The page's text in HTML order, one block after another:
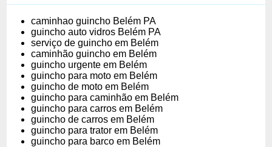
caminhao guincho Belém PA
guincho auto vidros Belém PA
serviço de guincho em Belém
caminhão guincho em Belém
guincho urgente em Belém
guincho para moto em Belém
guincho de moto em Belém
guincho para caminhão em Belém
guincho para carros em Belém
guincho de carros em Belém
guincho para trator em Belém
guincho para barco em Belém